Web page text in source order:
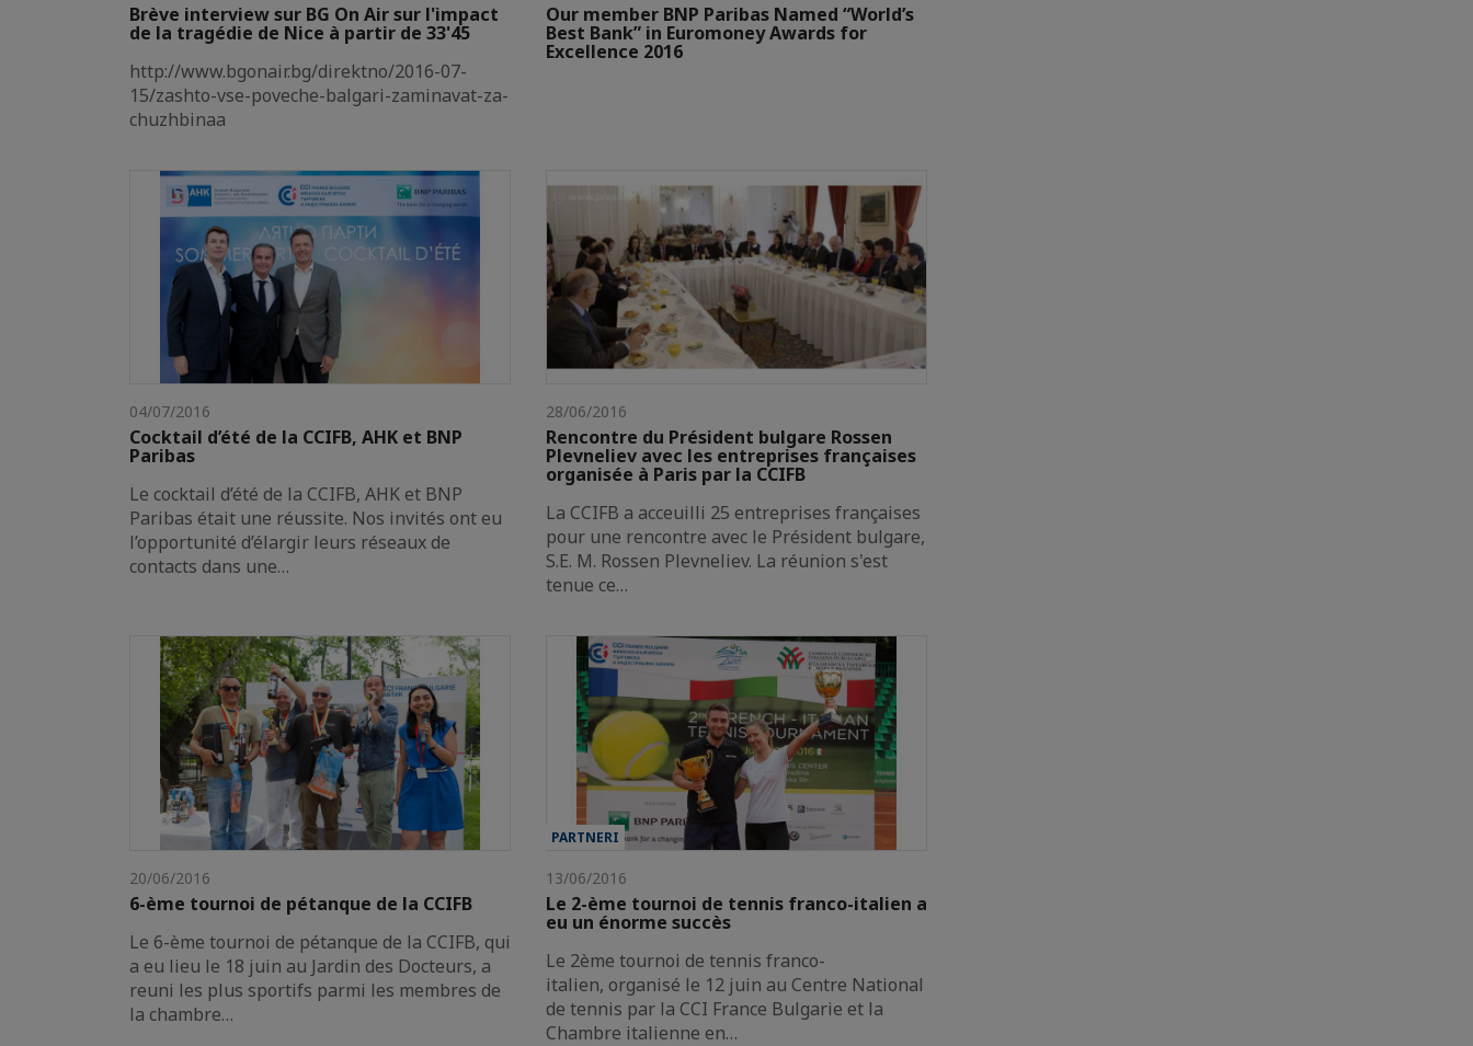
Brève interview sur BG On Air sur l'impact
de la tragédie de Nice à partir de 33'45
http://www.bgonair.bg/direktno/2016-07-
15/zashto-vse-poveche-balgari-zaminavat-za-
chuzhbinaa
Our member BNP Paribas Named “World’s
Best Bank” in Euromoney Awards for
Excellence 2016
04/07/2016
Cocktail d’été de la CCIFB, AHK et BNP
Paribas
Le cocktail d’été de la CCIFB, AHK et BNP
Paribas était une réussite. Nos invités ont eu
l’opportunité d’élargir leurs réseaux de
contacts dans une…
28/06/2016
Rencontre du Président bulgare Rossen
Plevneliev avec les entreprises françaises
organisée à Paris par la CCIFB
La CCIFB a acceuilli 25 entreprises françaises
pour une rencontre avec le Président bulgare,
S.E. M. Rossen Plevneliev. La réunion s'est
tenue ce…
20/06/2016
6-ème tournoi de pétanque de la CCIFB
Le 6-ème tournoi de pétanque de la CCIFB, qui
a eu lieu le 18 juin au Jardin des Docteurs, a
reuni les plus sportifs parmi les membres de
la chambre…
PARTNERI
13/06/2016
Le 2-ème tournoi de tennis franco-italien a
eu un énorme succès
Le 2ème tournoi de tennis franco-
italien, organisé le 12 juin au Centre National
de tennis par la CCI France Bulgarie et la
Chambre italienne en…